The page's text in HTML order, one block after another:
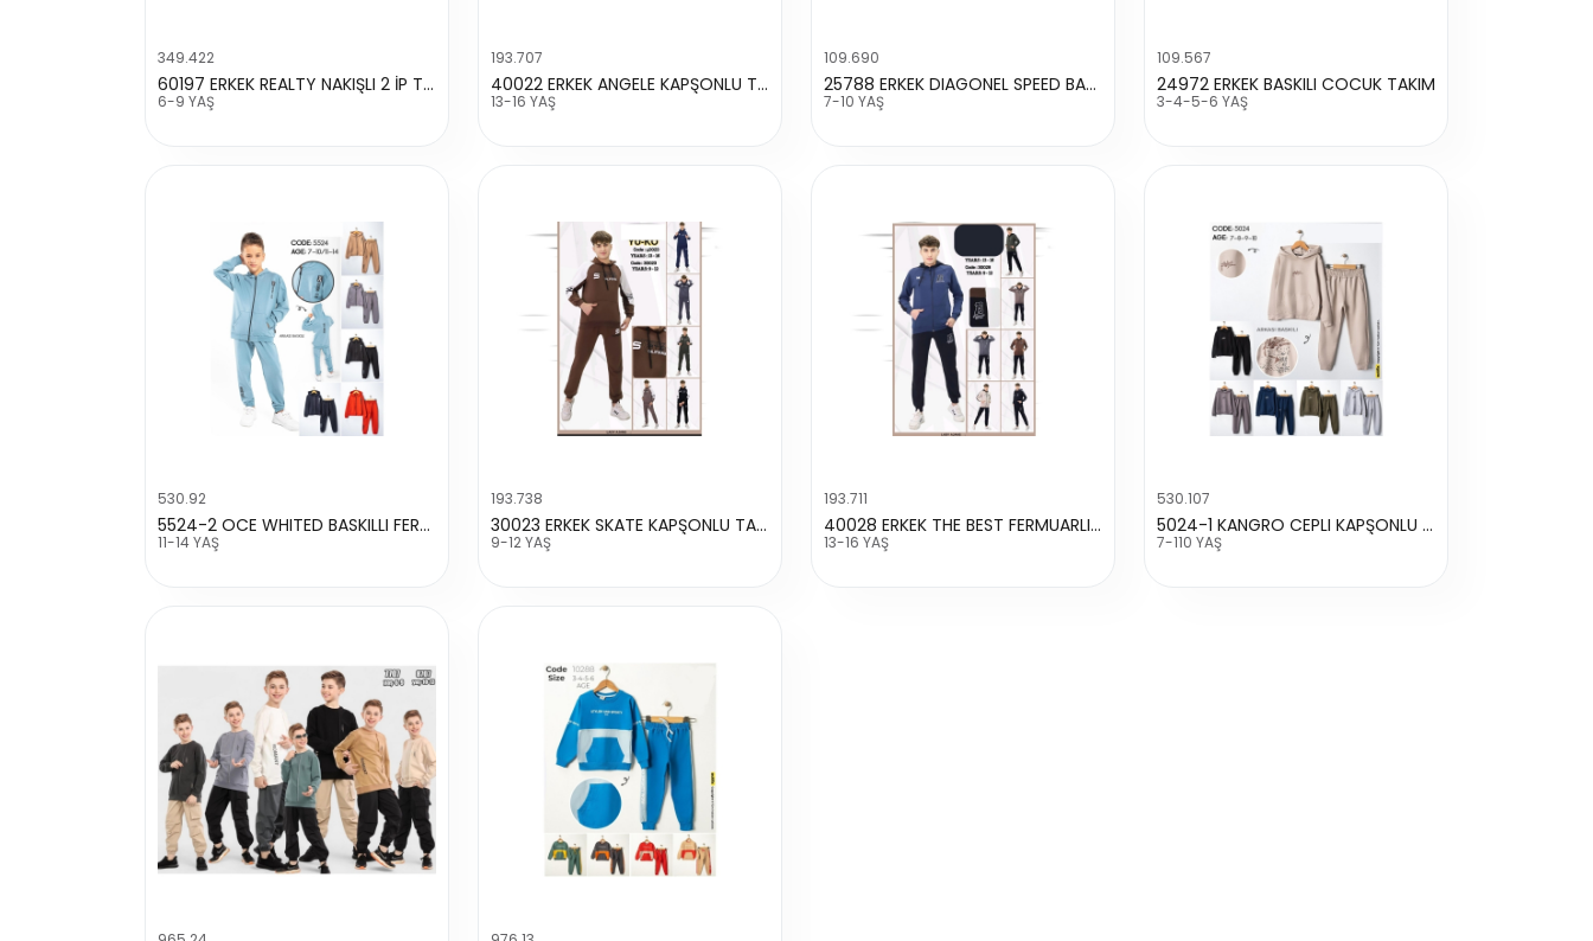
349.422
60197 ERKEK REALTY NAKIŞLI 2 İP TAKIM
6-9 YAŞ
193.707
40022 ERKEK ANGELE KAPŞONLU TAKIM
13-16 YAŞ
109.690
25788 ERKEK DIAGONEL SPEED BASKILI TAKIM
7-10 YAŞ
109.567
24972 ERKEK BASKILI COCUK TAKIM
3-4-5-6 YAŞ
530.92
5524-2 OCE WHITED BASKILLI FERMUARLI TAKIM
11-14 YAŞ
193.738
30023 ERKEK SKATE KAPŞONLU TAKIM
9-12 YAŞ
193.711
40028 ERKEK THE BEST FERMUARLI TAKIM
13-16 YAŞ
530.107
5024-1 KANGRO CEPLI KAPŞONLU TAKIM
7-110 YAŞ